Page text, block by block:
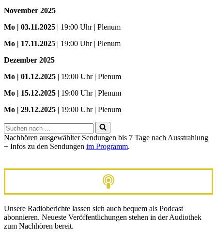
November 2025
Mo | 03.11.2025 | 19:00 Uhr | Plenum
Mo | 17.11.2025 | 19:00 Uhr | Plenum
Dezember 2025
Mo | 01.12.2025 | 19:00 Uhr | Plenum
Mo | 15.12.2025 | 19:00 Uhr | Plenum
Mo | 29.12.2025 | 19:00 Uhr | Plenum
Suchen
nach …
Nachhören ausgewählter Sendungen bis 7 Tage nach Ausstrahlung
+ Infos zu den Sendungen im Programm.
Unsere Radioberichte lassen sich auch bequem als Podcast
abonnieren. Neueste Veröffentlichungen stehen in der Audiothek
zum Nachhören bereit.